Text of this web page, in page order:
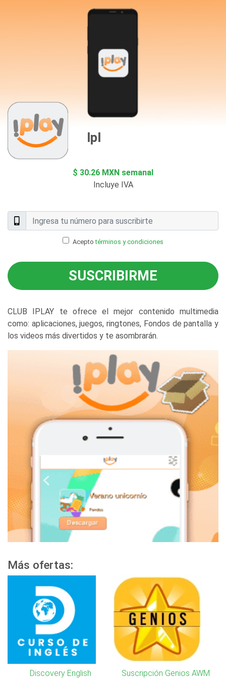
Iplay
$ 30.26 MXN semanal
Incluye IVA
Aceptotérminos y condiciones
SUSCRIBIRME
CLUB IPLAY te ofrece el mejor contenido multimedia
como: aplicaciones, juegos, ringtones, Fondos de pantalla y
los videos más divertidos y te asombrarán.
Más ofertas:
Discovery English Suscripción Genios AWM